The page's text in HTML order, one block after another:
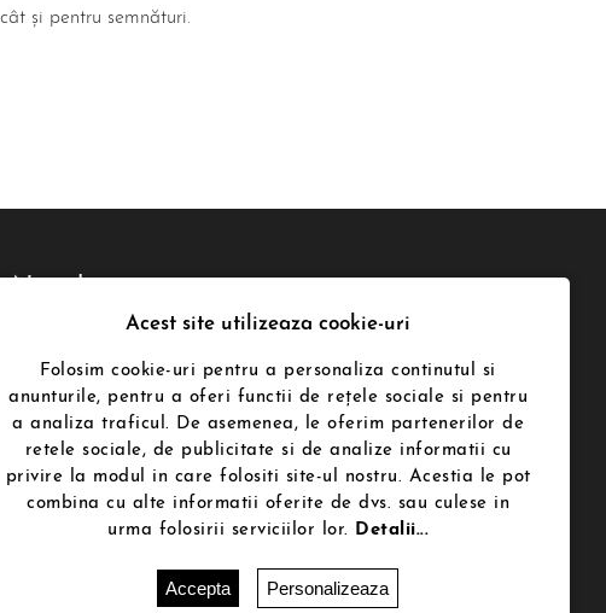
și pentru semnături.
Sunt de acord cu prelucrarea datelor mele
personale de catre Termenii de utilizare
poenari.ro in conformitate cu legea. Te poti
dezabona in orice moment. Pentru aceasta te
rugam sa folosesti informatiile noastre de
contact din nota legala
Acest site utilizeaza cookie-uri
Folosim cookie-uri pentru a personaliza continutul si
anunturile, pentru a oferi functii de rețele sociale si pentru
a analiza traficul. De asemenea, le oferim partenerilor de
retele sociale, de publicitate si de analize informatii cu
privire la modul in care folositi site-ul nostru. Acestia le pot
combina cu alte informatii oferite de dvs. sau culese in
urma folosirii serviciilor lor. Detalii...
Accepta Personalizeaza